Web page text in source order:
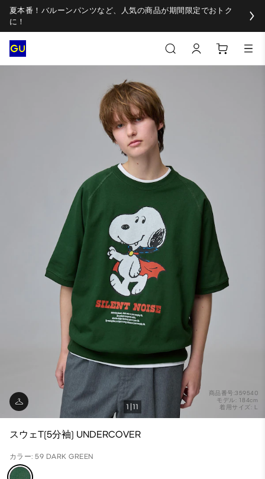
夏本番！バルーンパンツなど、人気の商品が期間限定でおトク
に！
商品番号:359540
モデル: 184cm
着用サイズ: L
1 11
スウェT(5分袖) UNDERCOVER
カラー: 59 DARK GREEN